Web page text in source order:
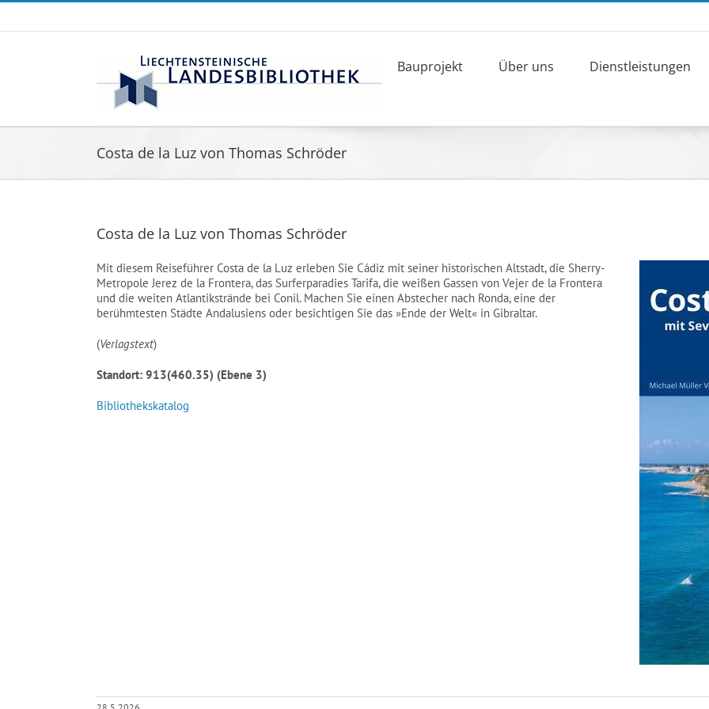
Zum
springen
Bauprojekt Über uns Dienstleistungen
Costa de la Luz von Thomas Schröder
Costa de la Luz von Thomas Schröder
Mit diesem Reiseführer Costa de la Luz erleben Sie Cádiz mit seiner historischen Altstadt, die Sherry-
Metropole Jerez de la Frontera, das Surferparadies Tarifa, die weißen Gassen von Vejer de la Frontera
und die weiten Atlantikstrände bei Conil. Machen Sie einen Abstecher nach Ronda, eine der
berühmtesten Städte Andalusiens oder besichtigen Sie das »Ende der Welt« in Gibraltar.
(Verlagstext)
Standort: 913(460.35) (Ebene 3)
Bibliothekskatalog